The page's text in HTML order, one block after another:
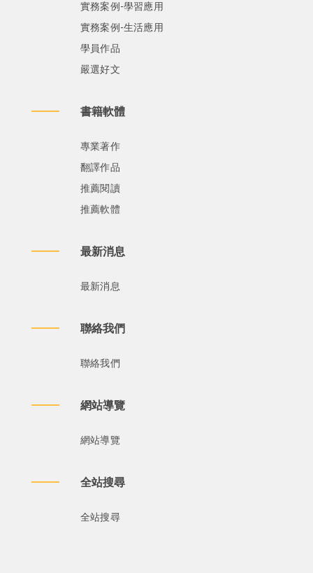
實務案例-學習應用
實務案例-生活應用
學員作品
嚴選好文
書籍軟體
專業著作
翻譯作品
推薦閱讀
推薦軟體
最新消息
最新消息
聯絡我們
聯絡我們
網站導覽
網站導覽
全站搜尋
全站搜尋